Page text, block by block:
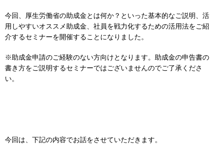
今回、厚生労働省の助成金とは何か？といった基本的なご説明、活
用しやすいオススメ助成金、社員を戦力化するための活用法をご紹
介するセミナーを開催することになりました。
※助成金申請のご経験のない方向けとなります。助成金の申告書の
書き方をご説明するセミナーではございませんのでご了承くださ
い。
今回は、下記の内容でお話をさせていただきます。